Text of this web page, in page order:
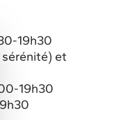
19h30
sérénité) et
19h30